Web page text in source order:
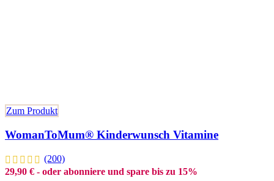
Zum Produkt
WomanToMum® Kinderwunsch Vitamine
(200)
29,90 € - oder abonniere und spare bis zu 15%